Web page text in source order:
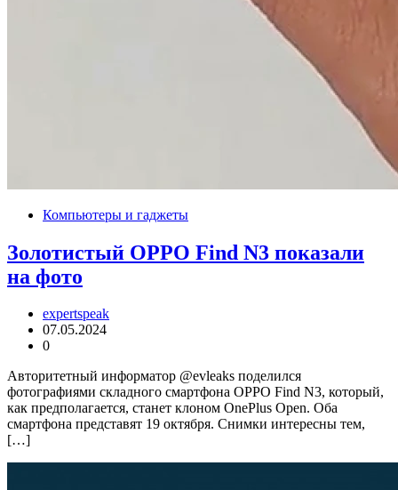
Компьютеры и гаджеты
Золотистый OPPO Find N3 показали
на фото
expertspeak
07.05.2024
0
Авторитетный информатор @evleaks поделился
фотографиями складного смартфона OPPO Find N3, который,
как предполагается, станет клоном OnePlus Open. Оба
смартфона представят 19 октября. Снимки интересны тем,
[…]